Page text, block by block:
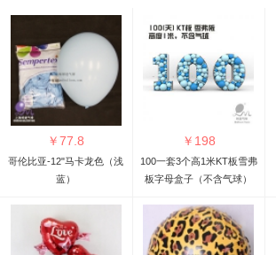
￥77.8
哥伦比亚-12"马卡龙色（浅
蓝）
￥ 198
100一套3个高1米KT板雪弗
板字母盒子（不含气球）